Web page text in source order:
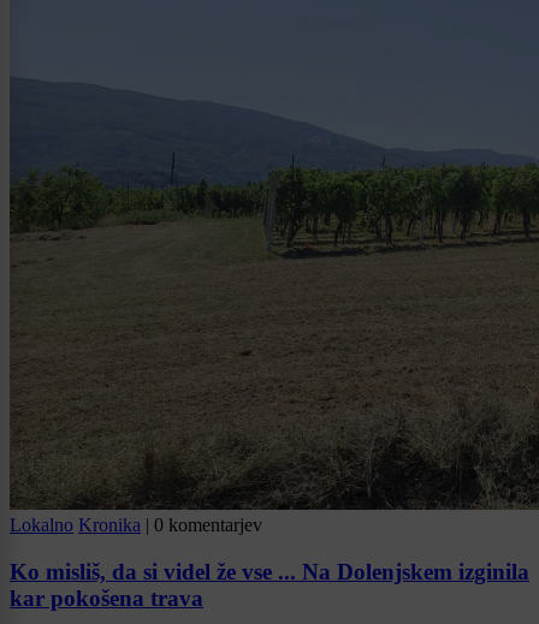
Lokalno Kronika | 0 komentarjev
Ko misliš, da si videl že vse ... Na Dolenjskem izginila
kar pokošena trava